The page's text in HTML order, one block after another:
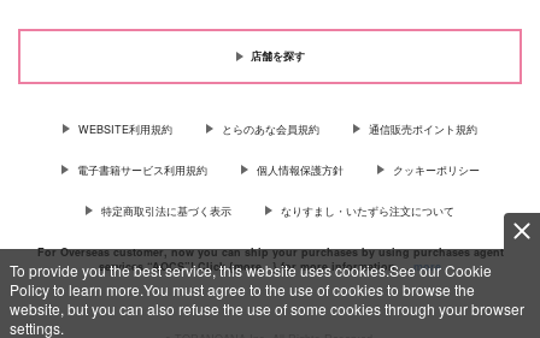
To provide you the best service, this website uses cookies.See our Cookie
Policy to learn more.You must agree to the use of cookies to browse the
website, but you can also refuse the use of some cookies through your browser
settings.
店舗を探す
WEBSITE利用規約 とらのあな会員規約 通信販売ポイント規約
電子書籍サービス利用規約 個人情報保護方針 クッキーポリシー
特定商取引法に基づく表示 なりすまし・いたずら注文について
For Overseas customer, now you can ship your purchases by using purchases agent
services “AOCS”! Click {more…} for more information …more